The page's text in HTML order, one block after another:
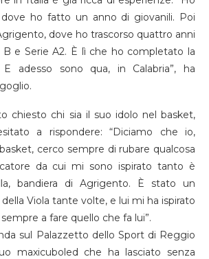
ho fatto un anno di giovanili. Poi
dove ho trascorso quattro anni
B e Serie A2. È lì che ho completato la
adesso sono qua, in Calabria”, ha
chiesto chi sia il suo idolo nel basket,
a rispondere: “Diciamo che io,
cerco sempre di rubare qualcosa
da cui mi sono ispirato tanto è
bandiera di Agrigento. È stato un
Viola tante volte, e lui mi ha ispirato
a fare quello che fa lui”.
sul Palazzetto dello Sport di Reggio
maxicuboled che ha lasciato senza